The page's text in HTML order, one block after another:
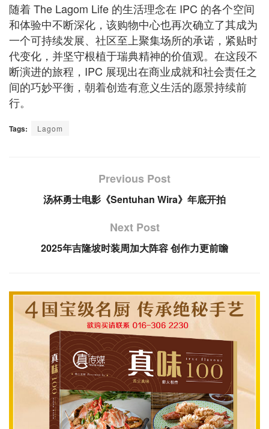
随着 The Lagom Life 的生活理念在 IPC 的各个空间
和体验中不断深化，该购物中心也再次确立了其成为
一个可持续发展、社区至上聚集场所的承诺，紧贴时
代变化，并坚守根植于瑞典精神的价值观。在这段不
断演进的旅程，IPC 展现出在商业成就和社会责任之
间的巧妙平衡，朝着创造有意义生活的愿景持续前
行。
Tags: Lagom
Previous Post
汤杯勇士电影《Sentuhan Wira》年底开拍
Next Post
2025年吉隆坡时装周加大阵容 创作力更前瞻